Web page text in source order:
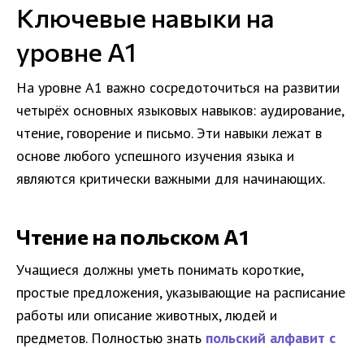
Ключевые навыки на
уровне A1
На уровне A1 важно сосредоточиться на развитии
четырёх основных языковых навыков: аудирование,
чтение, говорение и письмо. Эти навыки лежат в
основе любого успешного изучения языка и
являются критически важными для начинающих.
Чтение на польском A1
Учащиеся должны уметь понимать короткие,
простые предложения, указывающие на расписание
работы или описание животных, людей и
предметов. Полностью знать польский алфавит с